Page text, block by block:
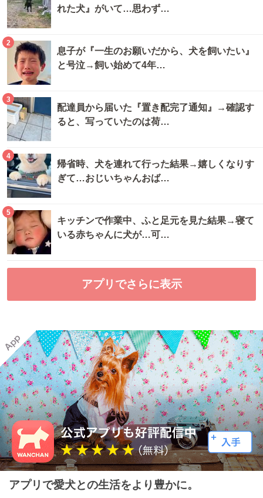
れた犬』がいて…思わず…
2
息子が『一生のお願いだから、犬を飼いたい』
と号泣→飼い始めて4年…
3
配達員から届いた『置き配完了通知』→確認す
ると、写っていたのは荷…
4
帰省時、犬を連れて行った結果→嬉しくなりす
ぎて…おじいちゃんおば…
5
キッチンで作業中、ふと足元を見た結果→寝て
いる赤ちゃんに犬が…可…
アプリでさらに表示
アプリで愛犬との生活をより豊かに。